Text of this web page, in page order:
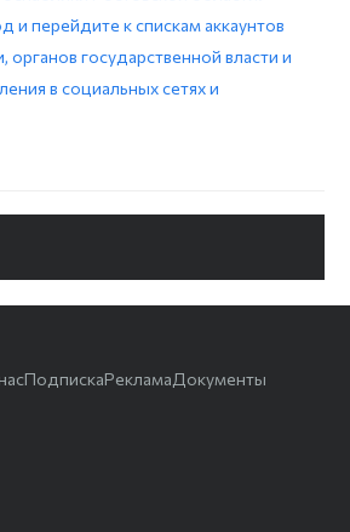
и перейдите к спискам аккаунтов
органов государственной власти и
в социальных сетях и
ПодпискаРекламаДокументы